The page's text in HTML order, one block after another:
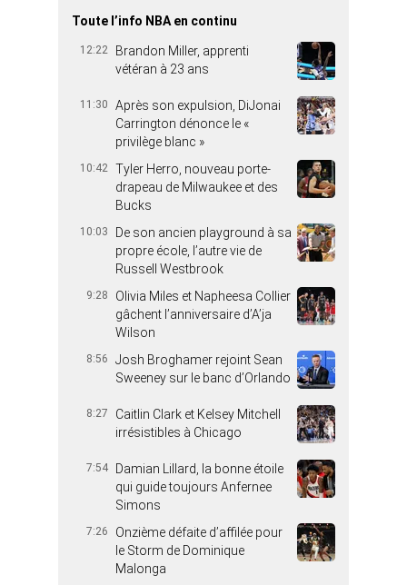
Toute l’info NBA en continu
12:22
Brandon Miller, apprenti
vétéran à 23 ans
11:30
Après son expulsion, DiJonai
Carrington dénonce le «
privilège blanc »
10:42 Tyler Herro, nouveau porte-
drapeau de Milwaukee et des
Bucks
10:03
De son ancien playground à sa
propre école, l’autre vie de
Russell Westbrook
9:28
Olivia Miles et Napheesa Collier
gâchent l’anniversaire d’A’ja
Wilson
8:56
Josh Broghamer rejoint Sean
Sweeney sur le banc d’Orlando
8:27
Caitlin Clark et Kelsey Mitchell
irrésistibles à Chicago
7:54
Damian Lillard, la bonne étoile
qui guide toujours Anfernee
Simons
7:26
Onzième défaite d’affilée pour
le Storm de Dominique
Malonga